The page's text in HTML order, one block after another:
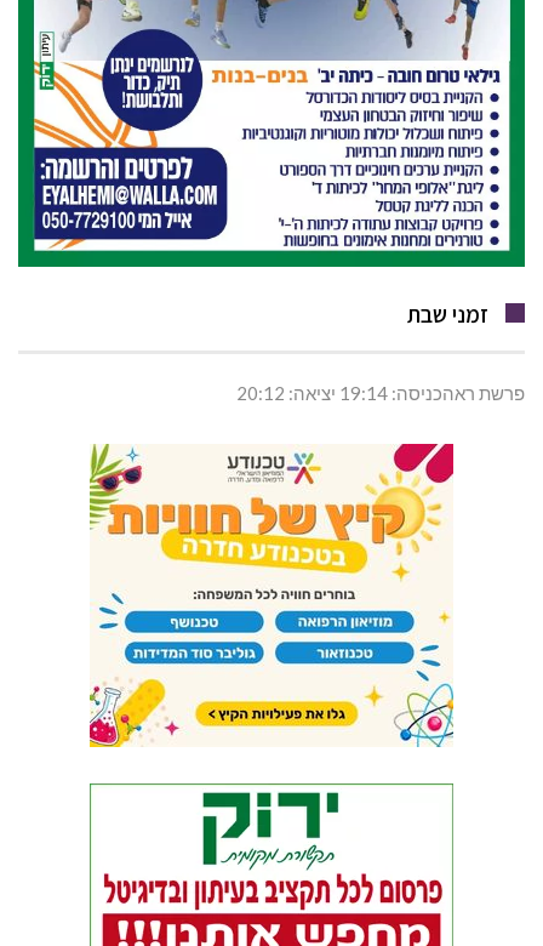
זמני שבת
פרשת ראהכניסה: 19:14 יציאה: 20:12